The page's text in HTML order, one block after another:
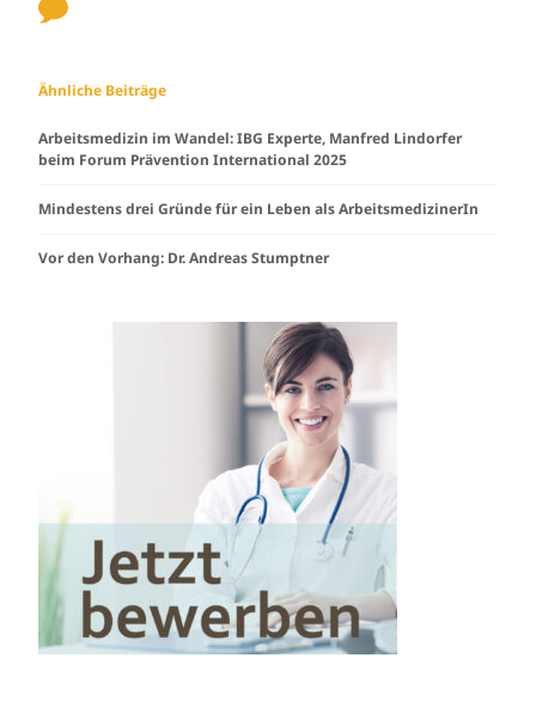
Ähnliche Beiträge
Arbeitsmedizin im Wandel: IBG Experte, Manfred Lindorfer
beim Forum Prävention International 2025
Mindestens drei Gründe für ein Leben als ArbeitsmedizinerIn
Vor den Vorhang: Dr. Andreas Stumptner